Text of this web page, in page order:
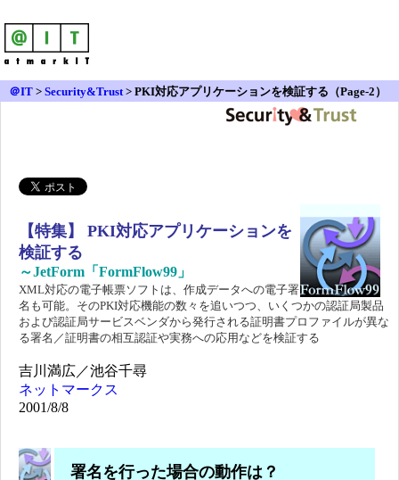
＠IT > Security&Trust> PKI対応アプリケーションを検証する（Page-2）
【特集】 PKI対応アプリケーションを
検証する
～JetForm「FormFlow99」
XML対応の電子帳票ソフトは、作成データへの電子署
名も可能。そのPKI対応機能の数々を追いつつ、いくつかの認証局製品
および認証局サービスベンダから発行される証明書プロファイルが異な
る署名／証明書の相互認証や実務への応用などを検証する
吉川満広／池谷千尋
ネットマークス
2001/8/8
署名を行った場合の動作は？